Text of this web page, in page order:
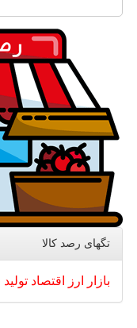
تگهای رصد كالا
بازار ارز اقتصاد تولید